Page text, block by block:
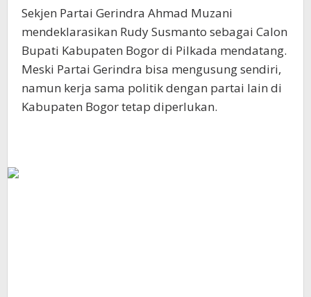
Sekjen Partai Gerindra Ahmad Muzani
mendeklarasikan Rudy Susmanto sebagai Calon
Bupati Kabupaten Bogor di Pilkada mendatang.
Meski Partai Gerindra bisa mengusung sendiri,
namun kerja sama politik dengan partai lain di
Kabupaten Bogor tetap diperlukan.